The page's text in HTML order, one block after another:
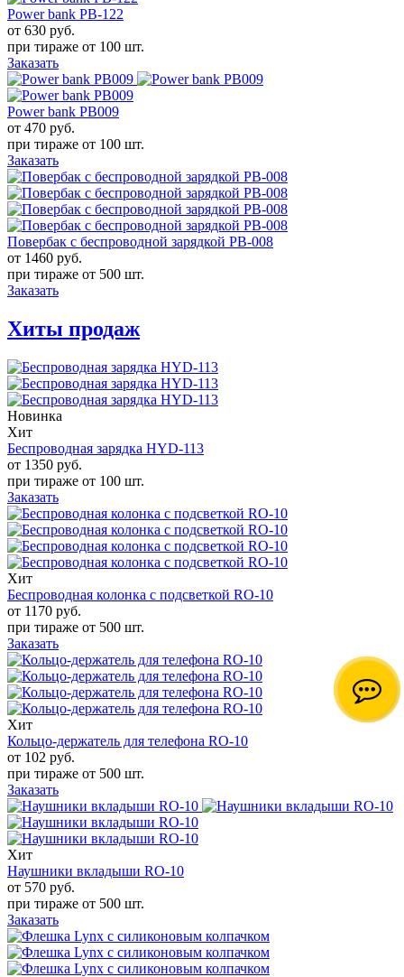
Power bank PB-122
от 630 руб.
при тираже от 100 шт.
Заказать
Power bank PB009
от 470 руб.
при тираже от 100 шт.
Заказать
Повербак с беспроводной зарядкой PB-008
от 1460 руб.
при тираже от 500 шт.
Заказать
Хиты продаж
Новинка
Хит
Беспроводная зарядка HYD-113
от 1350 руб.
при тираже от 100 шт.
Заказать
Хит
Беспроводная колонка с подсветкой RO-10
от 1170 руб.
при тираже от 500 шт.
Заказать
Хит
Кольцо-держатель для телефона RO-10
от 102 руб.
при тираже от 500 шт.
Заказать
Хит
Наушники вкладыши RO-10
от 570 руб.
при тираже от 500 шт.
Заказать